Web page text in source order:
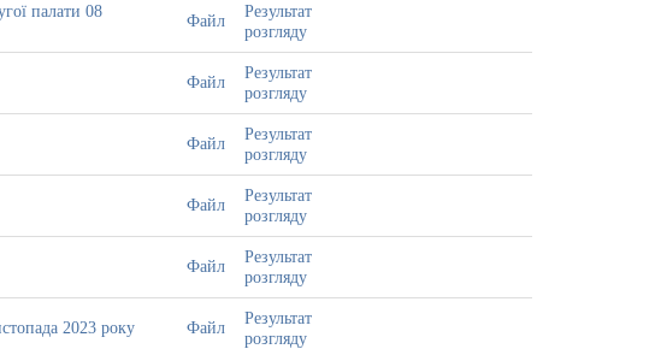
палати 08
Файл
Результат
розгляду
Файл
Результат
розгляду
Файл
Результат
розгляду
Файл
Результат
розгляду
Файл
Результат
розгляду
2023 року Файл
Результат
розгляду